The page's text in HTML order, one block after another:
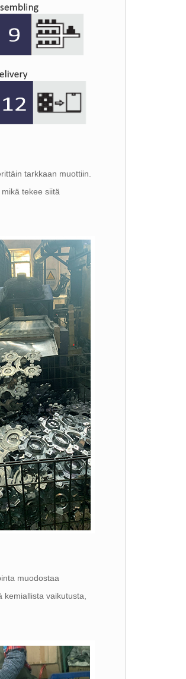
tarkkaan muottiin.
tekee siitä
muodostaa
vaikutusta,